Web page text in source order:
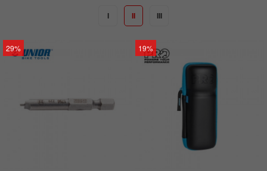
I II III
29% 19%